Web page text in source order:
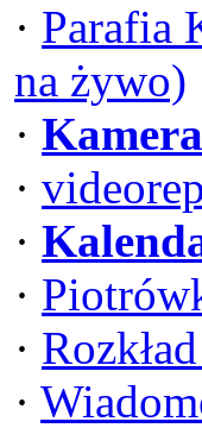
· Parafia
na żywo)
·
·
·
·
·
·